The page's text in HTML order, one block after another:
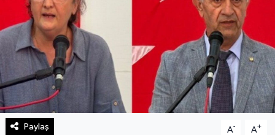
Paylaş A- A+
Yaşam